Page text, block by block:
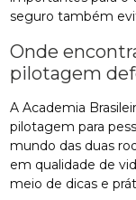
seguro também
Onde
pilotagem
A Academia
pilotagem para
mundo das duas
em qualidade de
meio de dicas e